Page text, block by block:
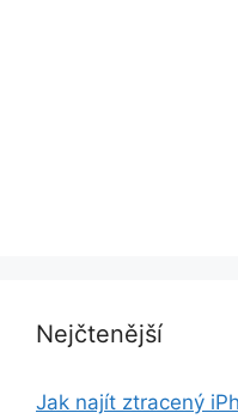
Nejčtenější
Jak najít ztracený